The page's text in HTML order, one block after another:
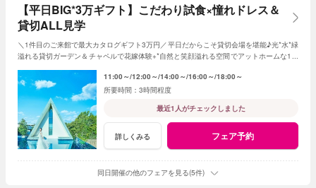
【平日BIG*3万ギフト】こだわり試食×憧れドレス＆
貸切ALL見学
＼1件目のご来館で最大カタログギフト3万円／平日だからこそ貸切会場を堪能♪光*水*緑
溢れる貸切ガーデン＆チャペルで花嫁体験+*自然と笑顔溢れる空間でアットホームな1日
11:00～ 12:00～ 14:00～ 16:00～ 18:00～
3時間程度
最近1人がチェックしました
詳しくみる フェア予約
同日開催の他のフェアを見る(5件)